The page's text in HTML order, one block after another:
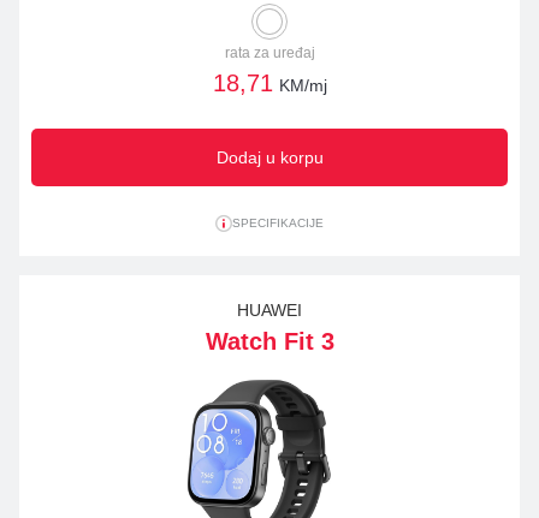
rata za uređaj
18,71 KM/mj
Dodaj u korpu
SPECIFIKACIJE
HUAWEI
Watch Fit 3